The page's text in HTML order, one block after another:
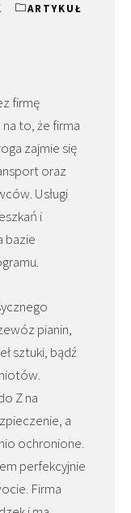
ARTYKUŁ
firmę
na to, że firma
zajmie się
oraz
Usługi
i
bazie
pianin,
sztuki, bądź
Z na
a
ochronione.
perfekcyjnie
Firma